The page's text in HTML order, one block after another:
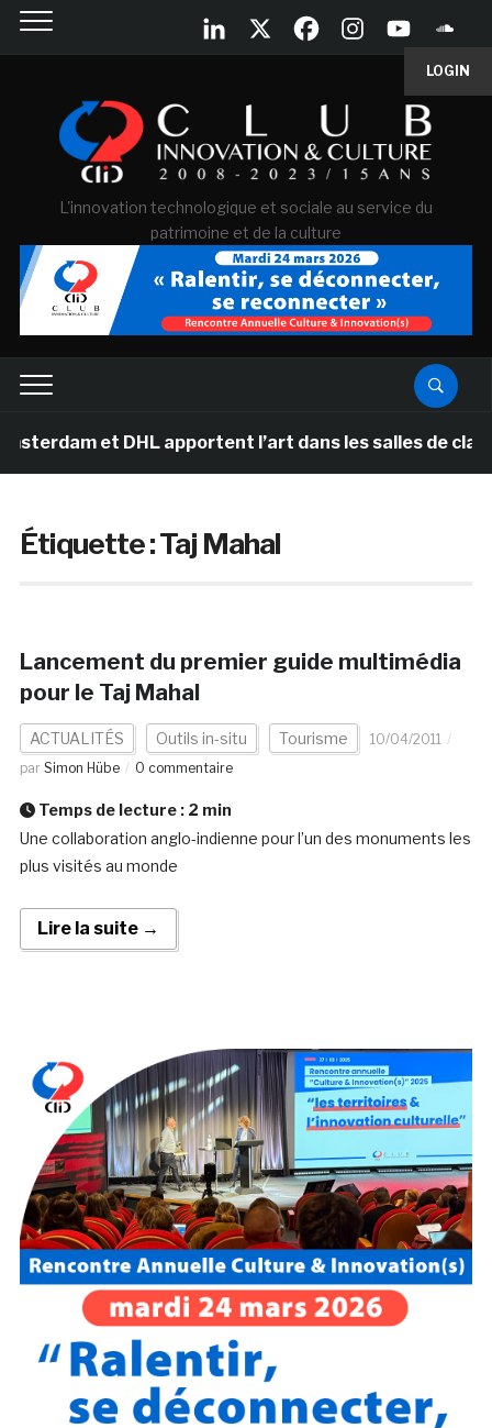
LOGIN
L'innovation technologique et sociale au service du
patrimoine et de la culture
et DHL apportent l’art dans les salles de classe
Étiquette :Taj Mahal
Lancement du premier guide multimédia
pour le Taj Mahal
ACTUALITÉS Outils in-situ Tourisme
10/04/2011
par Simon Hübe 0 commentaire
Temps de lecture : 2 min
Une collaboration anglo-indienne pour l’un des monuments les
plus visités au monde
Lire la suite →